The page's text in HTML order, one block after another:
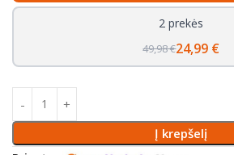
2 prekės
49,98 €24,99 €
Į krepšelį